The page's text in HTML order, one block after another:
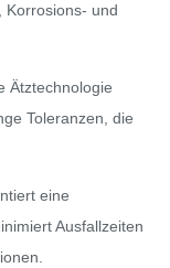
Korrosions- und
Ätztechnologie
Toleranzen, die
eine
Ausfallzeiten